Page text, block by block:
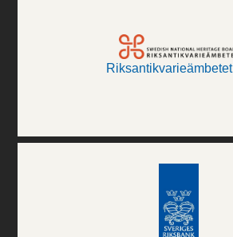
Riksantikvarieämbetet